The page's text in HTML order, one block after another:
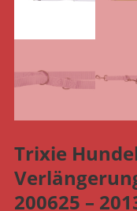
Trixie
200625 –